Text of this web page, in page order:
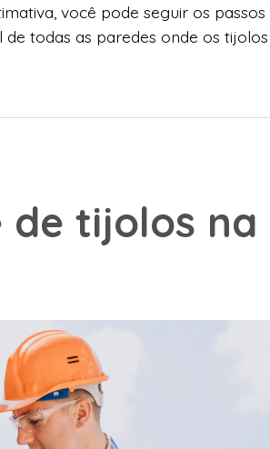
você pode seguir os passos
todas as paredes onde os tijolos
de tijolos na